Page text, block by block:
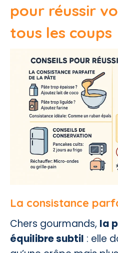
pour réussir
tous les coups
La consistance
Chers gourmands, la
équilibre subtil : elle